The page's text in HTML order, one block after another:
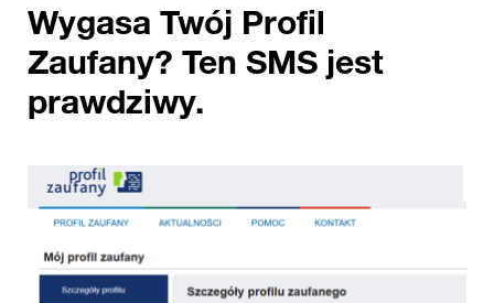
Wygasa Twój Profil
Zaufany? Ten SMS jest
prawdziwy.